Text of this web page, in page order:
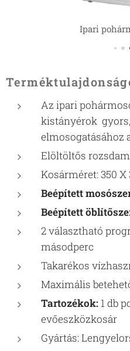
Ipari
Az ipari
kistányérok
elmosogatásához
Elöltöltős
Kosárméret: 350 X
Beépített
Beépített
2 választható
másodperc
Takarékos
Maximális
Tartozékok:1 db
evőeszközkosár
Gyártás: